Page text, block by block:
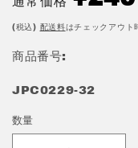
常
価
(税込) 配送料はチェックアウト
商品番号:
JPC0229-32
数量